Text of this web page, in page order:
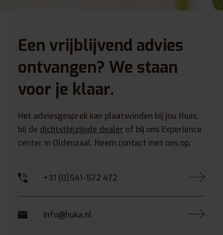
Een vrijblijvend advies
ontvangen? We staan
voor je klaar.
Het adviesgesprek kan plaatsvinden bij jou thuis,
bij de dichtstbijzijnde dealer of bij ons Experience
center in Oldenzaal. Neem contact met ons op.
+31 (0)541-572 472
info@huka.nl